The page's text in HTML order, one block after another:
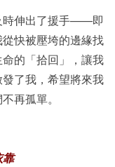
時伸出了援手——即
快被壓垮的邊緣找
的「拾回」，讓我
了我，希望將來我
再孤單。
靠